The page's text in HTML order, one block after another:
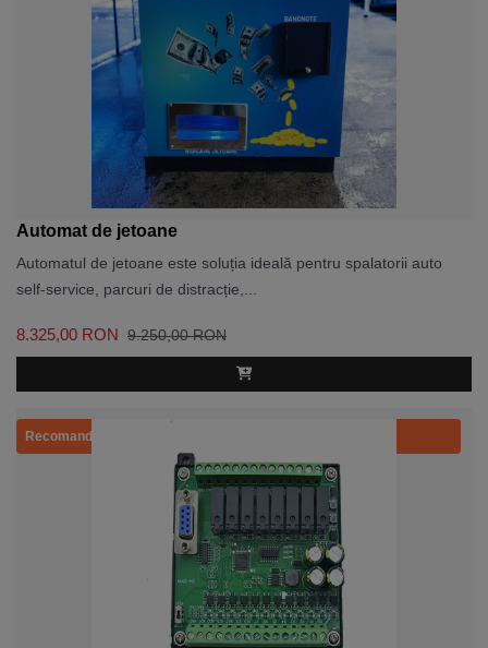
Automat de jetoane
Automatul de jetoane este soluția ideală pentru spalatorii auto
self-service, parcuri de distracție,...
8.325,00 RON 9.250,00 RON
Recomandat